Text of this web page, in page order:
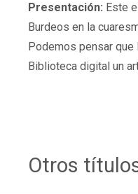
Presentación: Este
Burdeos en la
Podemos pensar
Biblioteca digital un
Otros